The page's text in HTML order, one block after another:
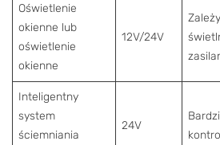
Oświetlenie
okienne lub
oświetlenie
okienne
12V/24V
Inteligentny
system
ściemniania
24V